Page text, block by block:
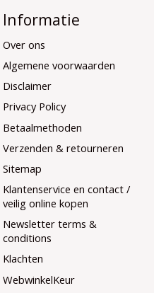
Informatie
Over ons
Algemene voorwaarden
Disclaimer
Privacy Policy
Betaalmethoden
Verzenden & retourneren
Sitemap
Klantenservice en contact /
veilig online kopen
Newsletter terms &
conditions
Klachten
WebwinkelKeur